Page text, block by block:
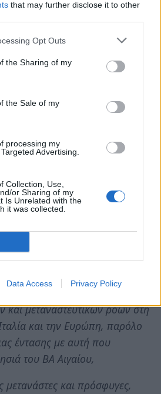
that may further disclose it to other
Opt Outs
the Sharing of my
the Sale of my
processing my
Advertising.
Collection, Use,
or Sharing of my
Is Unrelated with the
it was collected.
Data Access Privacy Policy
βρίσκονται
δυσμενείς καιρικές συνθήκες
ορθή καθώς τα χρόνια αυτά,
ενίσχυσαν τη δυνατότητα
στο έργο του Λιμενικού και της
ημέρες με νεότερη απόφαση
η άμεση απομάκρυνση των
οχημάτων από
η απόφαση αυτή συμπίπτει με
ακτές του Νομού και μάλιστα
ατόμων, ανήλικων
να διαχειριστεί έναν
και μεταναστευτικών ροών στη
και την Ευρώπη, παρόλο
έντασης με αυτή που
του ΒΑ Αιγαίου,
μετανάστες και πρόσφυγες,